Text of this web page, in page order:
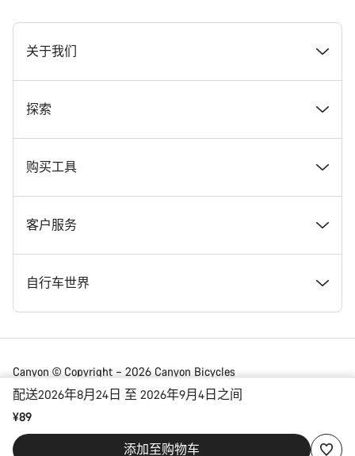
配送2026年8月24日 至 2026年9月4日之间
¥89
添加至购物车
[footer.linksList.title]
关于我们
奖项
在 Canyon 工作
Canyon 新闻发布室
条款和条件
法律披露
数据保护声明
探索
新闻和故事
提示和建议
Canyon Home Koblenz
会员礼遇
Canyon App
购买工具
找到您梦寐以求的 Canyon 自行车
现货自行车
找到您的 Canyon 尺寸
自行车对比
客户服务
支持中心
服务网点
送货
自行车世界
公路车
砾石车
Canyon © Copyright – 2026 Canyon Bicycles
GmbH – 保留所有权利
China | 简体中文